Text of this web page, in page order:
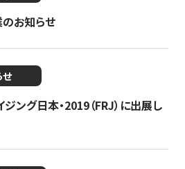
お知らせ
せ
ジング日本・2019（FRJ）に出展し